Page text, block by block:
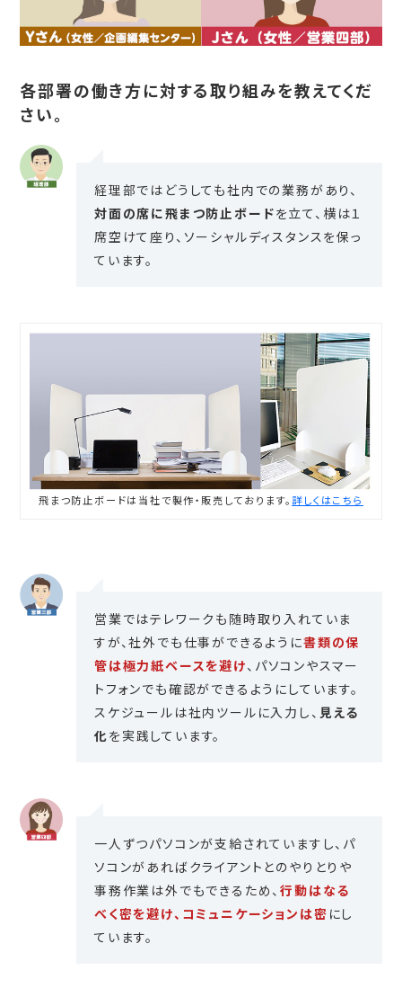
各部署の働き方に対する取り組みを教えてくだ
さい。
経理部ではどうしても社内での業務があり、
対面の席に飛まつ防止ボードを立て、横は１
席空けて座り、ソーシャルディスタンスを保っ
ています。
飛まつ防止ボードは当社で製作・販売しております。詳しくはこちら
営業ではテレワークも随時取り入れていま
すが、社外でも仕事ができるように書類の保
管は極力紙ベースを避け、パソコンやスマー
トフォンでも確認ができるようにしています。
スケジュールは社内ツールに入力し、 見える
化を実践しています。
一人ずつパソコンが支給されていますし、パ
ソコンがあればクライアントとのやりとりや
事務作業は外でもできるため、行動はなる
べく密を避け、コミュニケーションは密 にし
ています。